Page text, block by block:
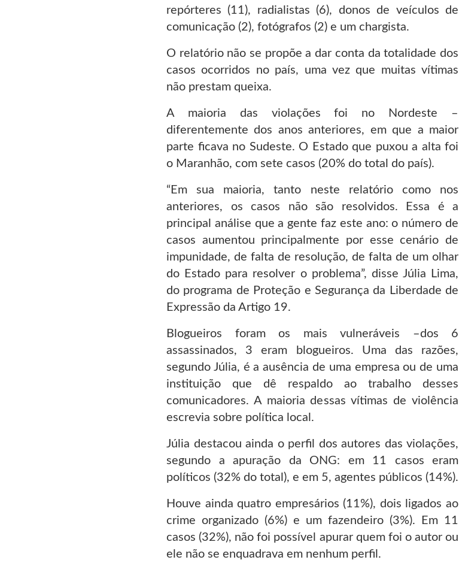
repórteres (11), radialistas (6), donos de veículos de
comunicação (2), fotógrafos (2) e um chargista.
O relatório não se propõe a dar conta da totalidade dos
casos ocorridos no país, uma vez que muitas vítimas
não prestam queixa.
A maioria das violações foi no Nordeste –
diferentemente dos anos anteriores, em que a maior
parte ficava no Sudeste. O Estado que puxou a alta foi
o Maranhão, com sete casos (20% do total do país).
“Em sua maioria, tanto neste relatório como nos
anteriores, os casos não são resolvidos. Essa é a
principal análise que a gente faz este ano: o número de
casos aumentou principalmente por esse cenário de
impunidade, de falta de resolução, de falta de um olhar
do Estado para resolver o problema”, disse Júlia Lima,
do programa de Proteção e Segurança da Liberdade de
Expressão da Artigo 19.
Blogueiros foram os mais vulneráveis –dos 6
assassinados, 3 eram blogueiros. Uma das razões,
segundo Júlia, é a ausência de uma empresa ou de uma
instituição que dê respaldo ao trabalho desses
comunicadores. A maioria dessas vítimas de violência
escrevia sobre política local.
Júlia destacou ainda o perfil dos autores das violações,
segundo a apuração da ONG: em 11 casos eram
políticos (32% do total), e em 5, agentes públicos (14%).
Houve ainda quatro empresários (11%), dois ligados ao
crime organizado (6%) e um fazendeiro (3%). Em 11
casos (32%), não foi possível apurar quem foi o autor ou
ele não se enquadrava em nenhum perfil.